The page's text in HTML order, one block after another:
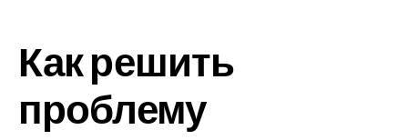
Как решить
проблему